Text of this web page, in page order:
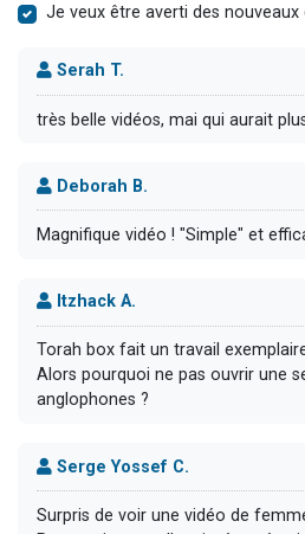
Je veux être averti des
Serah T.
très belle vidéos, mai qui aurait
Deborah B.
Magnifique vidéo ! "Simple" et
Itzhack A.
Torah box fait un travail
Alors pourquoi ne pas ouvrir une
anglophones ?
Serge Yossef C.
Surpris de voir une vidéo de